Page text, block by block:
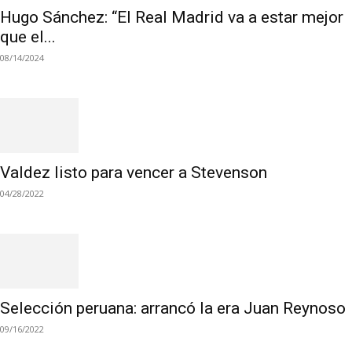
Hugo Sánchez: “El Real Madrid va a estar mejor
que el...
08/14/2024
Valdez listo para vencer a Stevenson
04/28/2022
Selección peruana: arrancó la era Juan Reynoso
09/16/2022